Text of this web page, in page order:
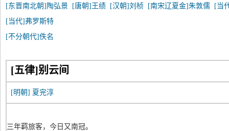
[东晋南北朝]陶弘景
[唐朝]王绩 [汉朝]刘桢 [南宋辽夏金]朱敦儒
[当
[当代]弗罗斯特
[不分朝代]佚名
[五律]别云间
[明朝] 夏完淳
三年羁旅客，今日又南冠。